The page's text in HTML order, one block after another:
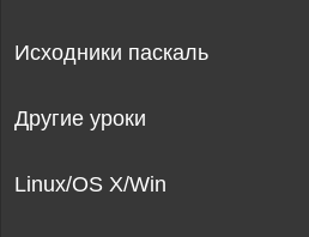
Исходники паскаль
Другие уроки
Linux/OS X/Win